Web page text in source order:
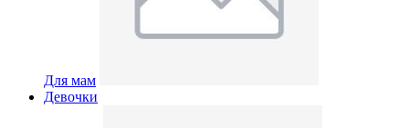
Для мам
Девочки